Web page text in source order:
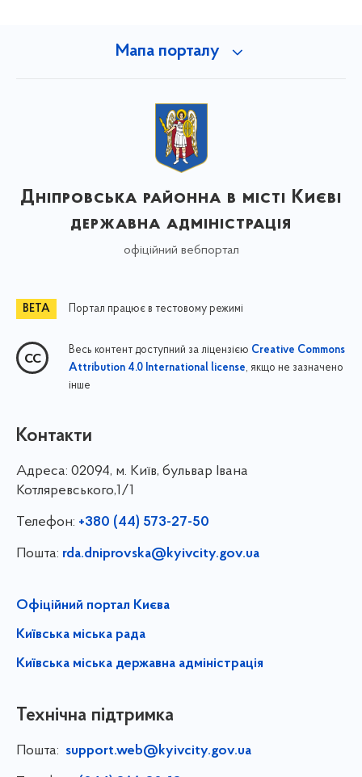
Мапа порталу
Дніпровська районна в місті Києві
державна адміністрація
офіційний вебпортал
Портал працює в тестовому режимі
Весь контент доступний за ліцензією Creative Commons
Attribution 4.0 International license, якщо не зазначено
інше
Контакти
Адреса: 02094, м. Київ, бульвар Івана
Котляревського,1/1
Телефон: +380 (44) 573-27-50
Пошта: rda.dniprovska@kyivcity.gov.ua
Офіційний портал Києва
Київська міська рада
Київська міська державна адміністрація
Технічна підтримка
Пошта: support.web@kyivcity.gov.ua